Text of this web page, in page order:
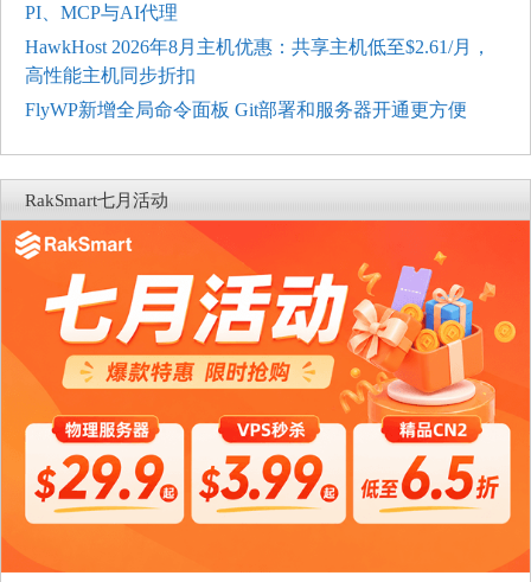
PI、MCP与AI代理
HawkHost 2026年8月主机优惠：共享主机低至$2.61/月，
高性能主机同步折扣
FlyWP新增全局命令面板 Git部署和服务器开通更方便
RakSmart七月活动